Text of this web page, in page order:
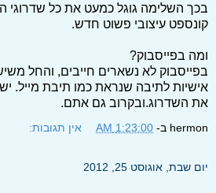
בכך השלימה גוגל כמעט את כל שדרוגי
קונספט עיצובי פשוט חדש.
ומה בפייסבוק?
בפייסבוק לא נשארים חייבים, והחל
אישיות לתיבה שנראת כמו תיבת מייל.
את השדרוג.ובקרוב גם אתם.
hermon ב- 1:23:00 AM אין תגובות:
יום שבת, אוגוסט 25, 2012